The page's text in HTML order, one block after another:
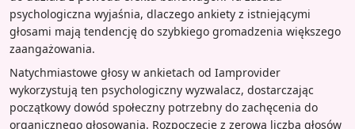
psychologiczna wyjaśnia, dlaczego ankiety z istniejącymi
głosami mają tendencję do szybkiego gromadzenia większego
zaangażowania.
Natychmiastowe głosy w ankietach od Iamprovider
wykorzystują ten psychologiczny wyzwalacz, dostarczając
początkowy dowód społeczny potrzebny do zachęcenia do
organicznego głosowania. Rozpoczęcie z zerową liczbą głosów